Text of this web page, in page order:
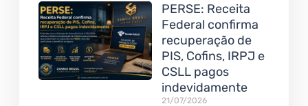
PERSE: Receita
Federal confirma
recuperação de
PIS, Cofins, IRPJ e
CSLL pagos
indevidamente
21/07/2026